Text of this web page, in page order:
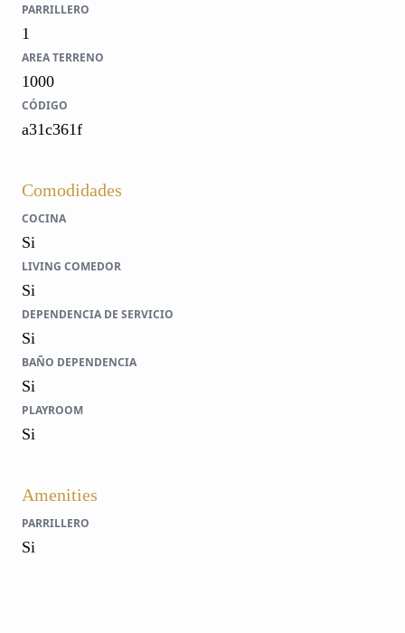
PARRILLERO
1
AREA TERRENO
1000
CÓDIGO
a31c361f
Comodidades
COCINA
Si
LIVING COMEDOR
Si
DEPENDENCIA DE SERVICIO
Si
BAÑO DEPENDENCIA
Si
PLAYROOM
Si
Amenities
PARRILLERO
Si